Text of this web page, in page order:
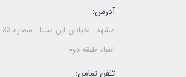
آدرس:
اطباء طبقه دوم
تلفن تماس: